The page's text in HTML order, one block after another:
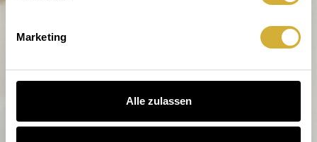
Marketing
Alle zulassen